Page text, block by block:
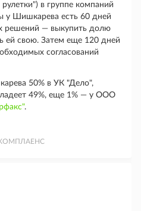
в группе компаний
у Шишкарева есть 60 дней
решений — выкупить долю
ей свою. Затем еще 120 дней
согласований
50% в УК "Дело",
49%, еще 1% — у ООО
.